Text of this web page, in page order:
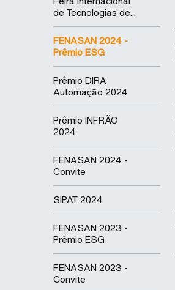
de Tecnologias de...
FENASAN 2024 -
Prêmio ESG
Prêmio DIRA
Automação 2024
Prêmio INFRÃO
2024
FENASAN 2024 -
Convite
SIPAT 2024
FENASAN 2023 -
Prêmio ESG
FENASAN 2023 -
Convite